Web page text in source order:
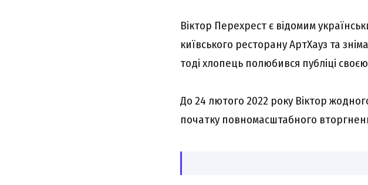
Віктор Перехрест є відомим
київського ресторану АртХауз та
тоді хлопець полюбився публіці
До 24 лютого 2022 року Віктор
початку повномасштабного